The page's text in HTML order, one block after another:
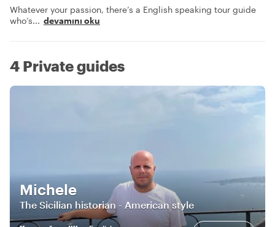
Whatever your passion, there’s a English speaking tour guide
who’s... devamını oku
4 Private guides
Michele
The Sicilian historian - American style